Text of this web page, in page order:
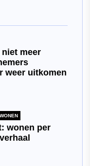
meer
weer uitkomen
WONEN
wonen per